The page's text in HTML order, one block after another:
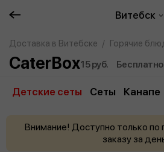
Витебск
Доставка в Витебске Горячие
CaterBox15 руб.
Детские сеты Сеты Канапе
Внимание! Доступно только по
заказу за